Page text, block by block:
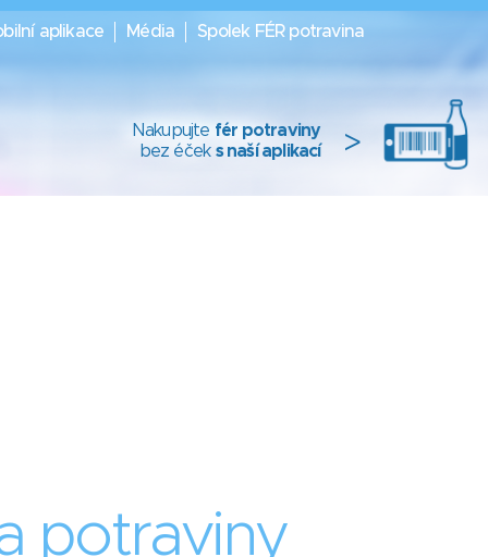
aplikace Média Spolek FÉR potravina
Nakupujte fér potraviny
bez éček s naší aplikací >
potraviny